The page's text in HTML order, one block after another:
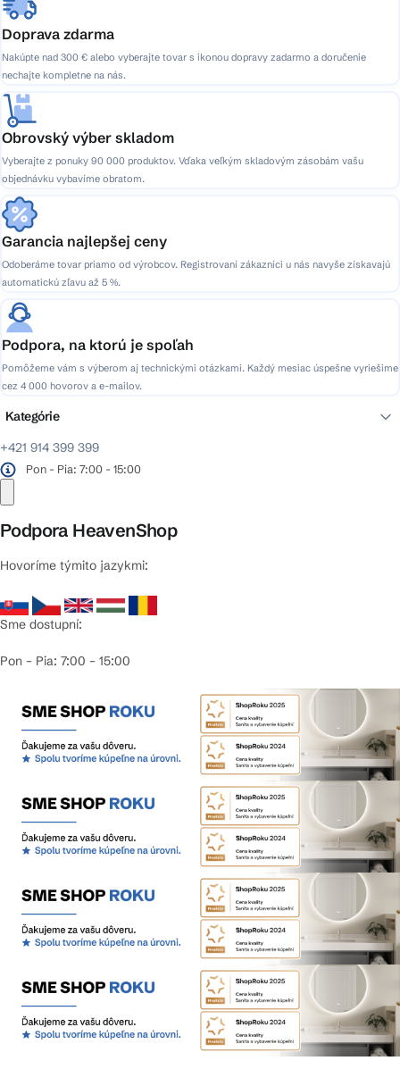
Doprava zdarma
Nakúpte nad 300 € alebo vyberajte tovar s ikonou dopravy zadarmo a doručenie
nechajte kompletne na nás.
Obrovský výber skladom
Vyberajte z ponuky 90 000 produktov. Vďaka veľkým skladovým zásobám vašu
objednávku vybavíme obratom.
Garancia najlepšej ceny
Odoberáme tovar priamo od výrobcov. Registrovaní zákazníci u nás navyše získavajú
automatickú zľavu až 5 %.
Podpora, na ktorú je spoľah
Pomôžeme vám s výberom aj technickými otázkami. Každý mesiac úspešne vyriešime
cez 4 000 hovorov a e-mailov.
+421 914 399 399
Pon - Pia: 7:00 - 15:00
Podpora HeavenShop
Hovoríme týmito jazykmi:
Sme dostupní:
Pon – Pia: 7:00 – 15:00
Kategórie